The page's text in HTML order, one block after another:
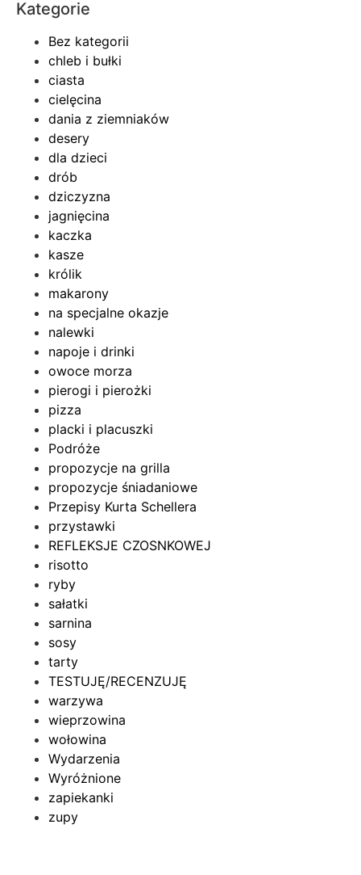
Kategorie
Bez kategorii
chleb i bułki
ciasta
cielęcina
dania z ziemniaków
desery
dla dzieci
drób
dziczyzna
jagnięcina
kaczka
kasze
królik
makarony
na specjalne okazje
nalewki
napoje i drinki
owoce morza
pierogi i pierożki
pizza
placki i placuszki
Podróże
propozycje na grilla
propozycje śniadaniowe
Przepisy Kurta Schellera
przystawki
REFLEKSJE CZOSNKOWEJ
risotto
ryby
sałatki
sarnina
sosy
tarty
TESTUJĘ/RECENZUJĘ
warzywa
wieprzowina
wołowina
Wydarzenia
Wyróżnione
zapiekanki
zupy